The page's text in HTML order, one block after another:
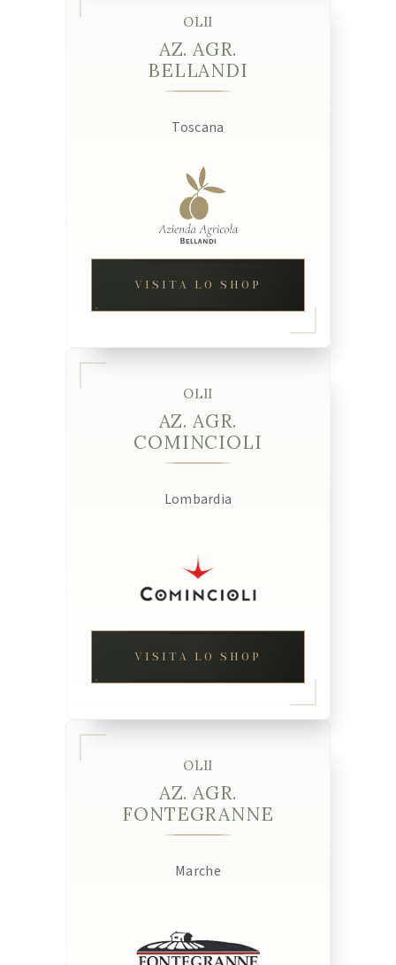
OLII
AZ. AGR.
BELLANDI
Toscana
VISITA LO SHOP
OLII
AZ. AGR.
COMINCIOLI
Lombardia
VISITA LO SHOP
OLII
AZ. AGR.
FONTEGRANNE
Marche